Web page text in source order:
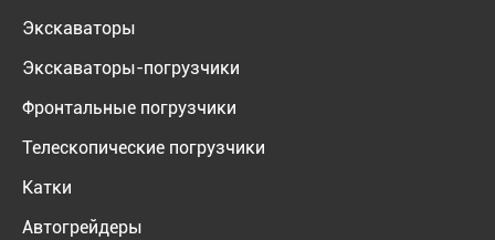
Экскаваторы
Экскаваторы-погрузчики
Фронтальные погрузчики
Телескопические погрузчики
Катки
Автогрейдеры